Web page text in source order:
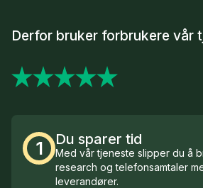
Derfor bruker forbrukere vår
1 Du sparer tid
Med vår tjeneste slipper du å
research og telefonsamtaler
leverandører.